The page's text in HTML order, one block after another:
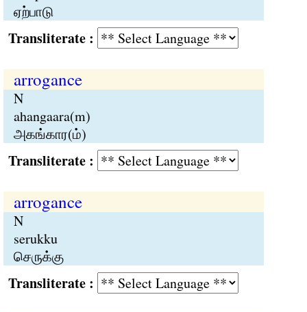
ஏற்பாடு
:
arrogance
N
ahangaara(m)
அகங்கார(ம்)
:
arrogance
N
serukku
செருக்கு
: